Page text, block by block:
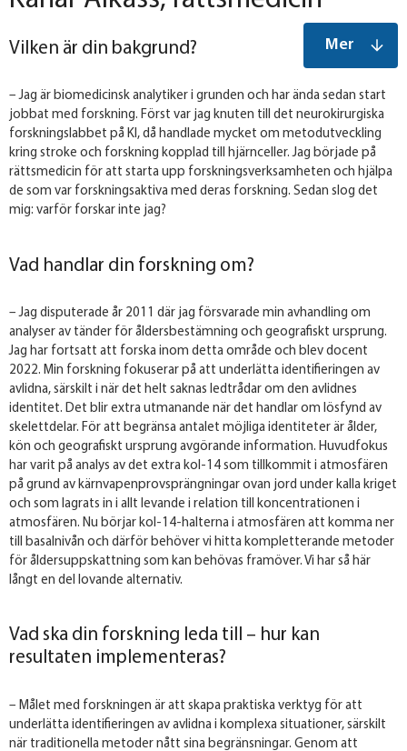
Mer
Vilken är din bakgrund?
– Jag är biomedicinsk analytiker i grunden och har ända sedan start
jobbat med forskning. Först var jag knuten till det neurokirurgiska
forskningslabbet på KI, då handlade mycket om metodutveckling
kring stroke och forskning kopplad till hjärnceller. Jag började på
rättsmedicin för att starta upp forskningsverksamheten och hjälpa
de som var forskningsaktiva med deras forskning. Sedan slog det
mig: varför forskar inte jag?
Vad handlar din forskning om?
– Jag disputerade år 2011 där jag försvarade min avhandling om
analyser av tänder för åldersbestämning och geografiskt ursprung.
Jag har fortsatt att forska inom detta område och blev docent
2022. Min forskning fokuserar på att underlätta identifieringen av
avlidna, särskilt i när det helt saknas ledtrådar om den avlidnes
identitet. Det blir extra utmanande när det handlar om lösfynd av
skelettdelar. För att begränsa antalet möjliga identiteter är ålder,
kön och geografiskt ursprung avgörande information. Huvudfokus
har varit på analys av det extra kol-14 som tillkommit i atmosfären
på grund av kärnvapenprovsprängningar ovan jord under kalla kriget
och som lagrats in i allt levande i relation till koncentrationen i
atmosfären. Nu börjar kol-14-halterna i atmosfären att komma ner
till basalnivån och därför behöver vi hitta kompletterande metoder
för åldersuppskattning som kan behövas framöver. Vi har så här
långt en del lovande alternativ.
Vad ska din forskning leda till – hur kan
resultaten implementeras?
– Målet med forskningen är att skapa praktiska verktyg för att
underlätta identifieringen av avlidna i komplexa situationer, särskilt
när traditionella metoder nått sina begränsningar. Genom att